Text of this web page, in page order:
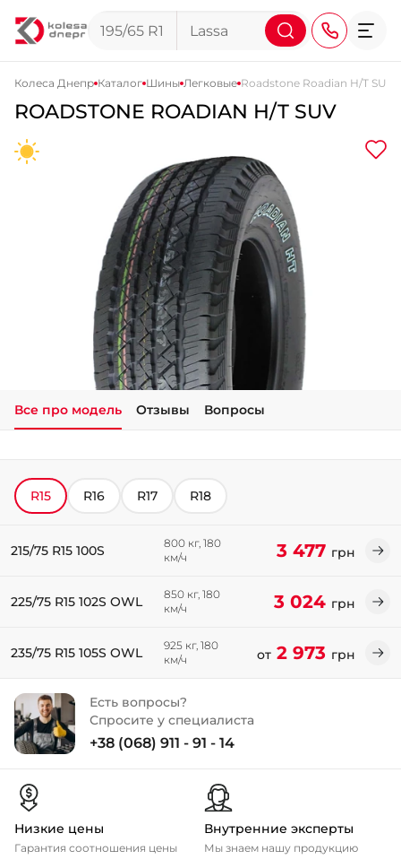
+38 (050) 911-911-4
+38 (067) 113-44-44
+38 (095) 276-44-44
+38 (067) 911-14-14
- на Щепкина
+38 (098) 911-911-0
- на Тополе
+38 (098) 911-911-4
- на Калиновой
+38 (077) 7-184-184
- Калиновая
Колеса Днепр Каталог Шины Легковые Roadstone Roadian H/T SUV
ROADSTONE ROADIAN H/T SUV
Все про модель Отзывы Вопросы
R15 R16 R17 R18
215/75 R15 100S
800 кг, 180
км/ч
3 477 грн
225/75 R15 102S OWL
850 кг, 180
км/ч
3 024 грн
235/75 R15 105S OWL
925 кг, 180
км/ч
от2 973 грн
Есть вопросы?
Спросите у специалиста
+38 (068) 911 - 91 - 14
Низкие цены
Гарантия соотношения цены
Внутренние эксперты
Мы знаем нашу продукцию